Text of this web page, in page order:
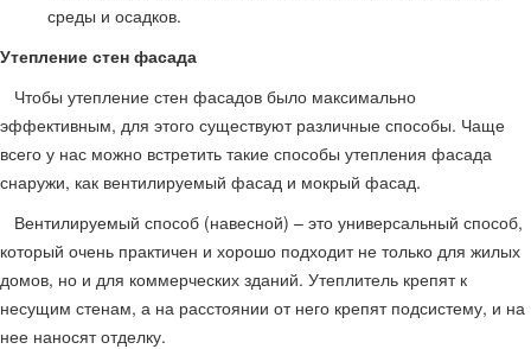
среды и осадков.
Утепление стен фасада
Чтобы утепление стен фасадов было максимально
эффективным, для этого существуют различные способы. Чаще
всего у нас можно встретить такие способы утепления фасада
снаружи, как вентилируемый фасад и мокрый фасад.
Вентилируемый способ (навесной) – это универсальный способ,
который очень практичен и хорошо подходит не только для жилых
домов, но и для коммерческих зданий. Утеплитель крепят к
несущим стенам, а на расстоянии от него крепят подсистему, и на
нее наносят отделку.